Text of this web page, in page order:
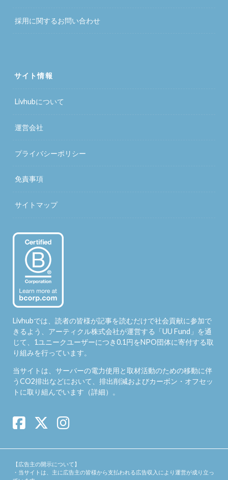
採用に関するお問い合わせ
サイト情報
Livhubについて
運営会社
プライバシーポリシー
免責事項
サイトマップ
Livhubでは、読者の皆様が記事を読むだけで社会貢献に参加で
きるよう、アーティクル株式会社が運営する「UU Fund 」を通
じて、1ユニークユーザーにつき0.1円をNPO団体に寄付する取
り組みを行っています。
当サイトは、サーバーの電力使用と取材活動のための移動に伴
うCO2排出などにおいて、排出削減およびカーボン・オフセッ
トに取り組んでいます（詳細）。
【広告主の開示について】
・当サイトは、主に広告主の皆様から支払われる広告収入により運営が成り立っ